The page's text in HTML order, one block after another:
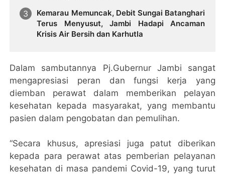
Kemarau Memuncak, Debit Sungai Batanghari
Terus Menyusut, Jambi Hadapi Ancaman
Krisis Air Bersih dan Karhutla
Dalam sambutannya Pj.Gubernur Jambi sangat
mengapresiasi peran dan fungsi kerja yang
diemban perawat dalam memberikan pelayan
kesehatan kepada masyarakat, yang membantu
pasien dalam pengobatan dan pemulihan.
“Secara khusus, apresiasi juga patut diberikan
kepada para perawat atas pemberian pelayanan
kesehatan di masa pandemi Covid-19, yang turut